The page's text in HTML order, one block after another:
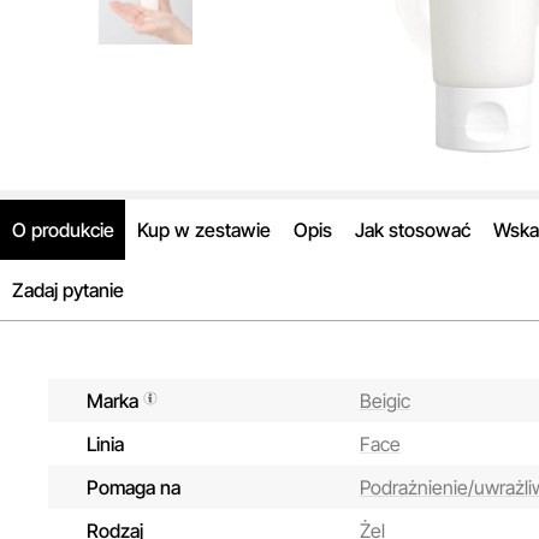
O produkcie Kup w zestawie Opis Jak stosować
Zadaj pytanie
Marka
Beigic
Linia
Face
Pomaga na
Podrażnienie/
Rodzaj
Żel